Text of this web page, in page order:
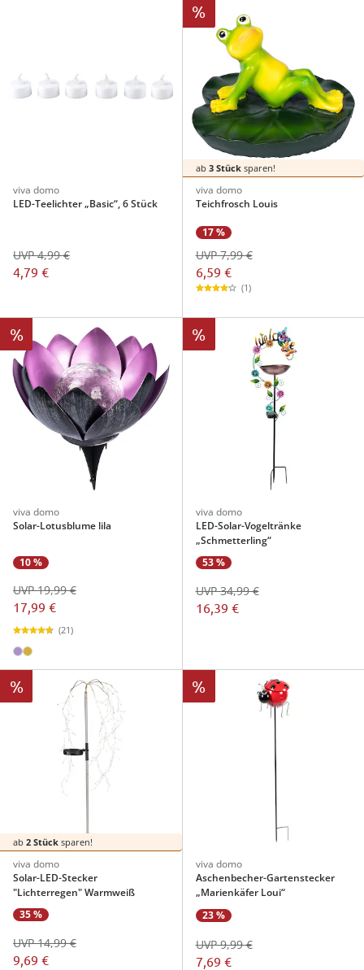
viva domo
LED-Teelichter „Basic“, 6 Stück
4,79 €
UVP 4,99 €
%
ab 3 Stücksparen!
viva domo
Teichfrosch Louis
17 %
6,59 €
UVP 7,99 €
(1)
%
viva domo
Solar-Lotusblume lila
10 %
17,99 €
UVP 19,99 €
(21)
%
viva domo
LED-Solar-Vogeltränke
„Schmetterling“
53 %
16,39 €
UVP 34,99 €
%
ab 2 Stück sparen!
viva domo
Solar-LED-Stecker
"Lichterregen" Warmweiß
35 %
9,69 €
UVP 14,99 €
%
viva domo
Aschenbecher-Gartenstecker
„Marienkäfer Loui“
23 %
7,69 €
UVP 9,99 €